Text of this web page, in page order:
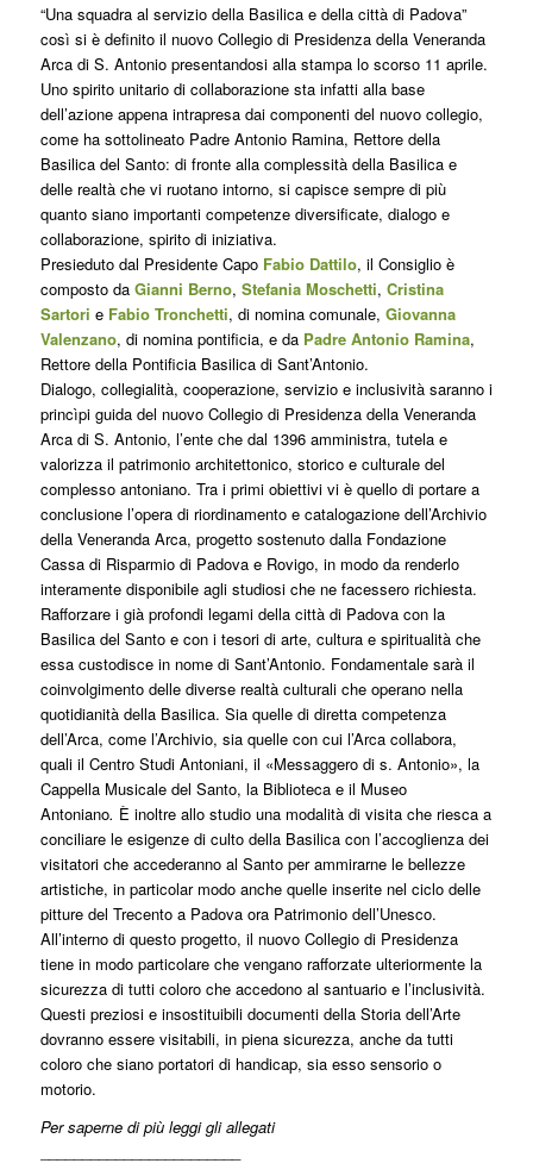
“Una squadra al servizio della Basilica e della città di Padova”
così si è definito il nuovo Collegio di Presidenza della Veneranda
Arca di S. Antonio presentandosi alla stampa lo scorso 11 aprile.
Uno spirito unitario di collaborazione sta infatti alla base
dell’azione appena intrapresa dai componenti del nuovo collegio,
come ha sottolineato Padre Antonio Ramina, Rettore della
Basilica del Santo: di fronte alla complessità della Basilica e
delle realtà che vi ruotano intorno, si capisce sempre di più
quanto siano importanti competenze diversificate, dialogo e
collaborazione, spirito di iniziativa.
Presieduto dal Presidente Capo Fabio Dattilo, il Consiglio è
composto da Gianni Berno, Stefania Moschetti, Cristina
Sartori e Fabio Tronchetti, di nomina comunale, Giovanna
Valenzano, di nomina pontificia, e da Padre Antonio Ramina,
Rettore della Pontificia Basilica di Sant’Antonio.
Dialogo, collegialità, cooperazione, servizio e inclusività saranno i
princìpi guida del nuovo Collegio di Presidenza della Veneranda
Arca di S. Antonio, l’ente che dal 1396 amministra, tutela e
valorizza il patrimonio architettonico, storico e culturale del
complesso antoniano. Tra i primi obiettivi vi è quello di portare a
conclusione l’opera di riordinamento e catalogazione dell’Archivio
della Veneranda Arca, progetto sostenuto dalla Fondazione
Cassa di Risparmio di Padova e Rovigo, in modo da renderlo
interamente disponibile agli studiosi che ne facessero richiesta.
Rafforzare i già profondi legami della città di Padova con la
Basilica del Santo e con i tesori di arte, cultura e spiritualità che
essa custodisce in nome di Sant’Antonio. Fondamentale sarà il
coinvolgimento delle diverse realtà culturali che operano nella
quotidianità della Basilica. Sia quelle di diretta competenza
dell’Arca, come l’Archivio, sia quelle con cui l’Arca collabora,
quali il Centro Studi Antoniani, il «Messaggero di s. Antonio», la
Cappella Musicale del Santo, la Biblioteca e il Museo
Antoniano. È inoltre allo studio una modalità di visita che riesca a
conciliare le esigenze di culto della Basilica con l’accoglienza dei
visitatori che accederanno al Santo per ammirarne le bellezze
artistiche, in particolar modo anche quelle inserite nel ciclo delle
pitture del Trecento a Padova ora Patrimonio dell’Unesco.
All’interno di questo progetto, il nuovo Collegio di Presidenza
tiene in modo particolare che vengano rafforzate ulteriormente la
sicurezza di tutti coloro che accedono al santuario e l’inclusività.
Questi preziosi e insostituibili documenti della Storia dell’Arte
dovranno essere visitabili, in piena sicurezza, anche da tutti
coloro che siano portatori di handicap, sia esso sensorio o
motorio.
Per saperne di più leggi gli allegati